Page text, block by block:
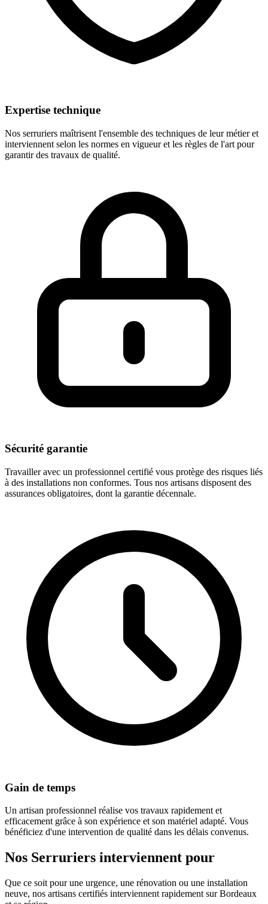
Expertise technique
Nos serruriers maîtrisent l'ensemble des techniques de leur métier et
interviennent selon les normes en vigueur et les règles de l'art pour
garantir des travaux de qualité.
Sécurité garantie
Travailler avec un professionnel certifié vous protège des risques liés
à des installations non conformes. Tous nos artisans disposent des
assurances obligatoires, dont la garantie décennale.
Gain de temps
Un artisan professionnel réalise vos travaux rapidement et
efficacement grâce à son expérience et son matériel adapté. Vous
bénéficiez d'une intervention de qualité dans les délais convenus.
Nos Serruriers interviennent pour
Que ce soit pour une urgence, une rénovation ou une installation
neuve, nos artisans certifiés interviennent rapidement sur Bordeaux